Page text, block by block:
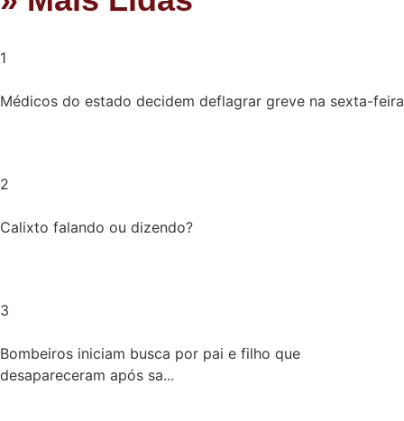
1
Médicos do estado decidem deflagrar greve na sexta-feira
2
Calixto falando ou dizendo?
3
Bombeiros iniciam busca por pai e filho que
desapareceram após sa...